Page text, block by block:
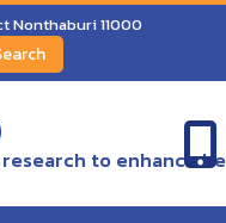
Nonthaburi 11000
to enhance